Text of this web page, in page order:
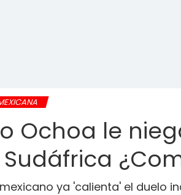
Ochoa le
ya 'calienta' el duelo